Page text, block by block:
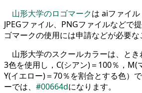
山形大学のロゴマークは aiファイ
JPEGファイル、PNGファイルなどで
ゴマークの使用には申請などが必要な
山形大学のスクールカラーは、と
3色を使用し，C(シアン)＝100％，M(
Y(イエロー)＝70％を割合とする色）
ーでは、 #00664dになります。